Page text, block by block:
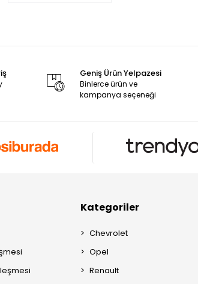
Geniş Ürün Yelpazesi
Binlerce ürün ve
kampanya seçeneği
Kategoriler
Chevrolet
Opel
Renault